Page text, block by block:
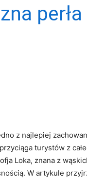
z ⁢najlepiej​
turystów z
Loka, znana z
W⁤ artykule